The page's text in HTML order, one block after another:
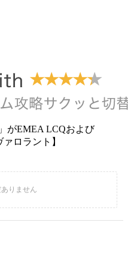
がEMEA LCQおよび
ロラント】